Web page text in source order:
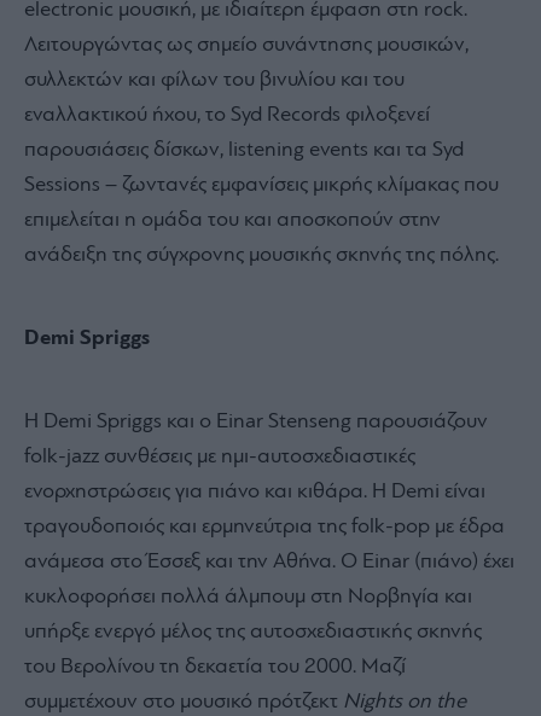
electronic μουσική, με ιδιαίτερη έμφαση στη rock.
Λειτουργώντας ως σημείο συνάντησης μουσικών,
συλλεκτών και φίλων του βινυλίου και του
εναλλακτικού ήχου, το Syd Records φιλοξενεί
παρουσιάσεις δίσκων, listening events και τα Syd
Sessions – ζωντανές εμφανίσεις μικρής κλίμακας που
επιμελείται η ομάδα του και αποσκοπούν στην
ανάδειξη της σύγχρονης μουσικής σκηνής της πόλης.
Demi Spriggs
Η Demi Spriggs και ο Einar Stenseng παρουσιάζουν
folk-jazz συνθέσεις με ημι-αυτοσχεδιαστικές
ενορχηστρώσεις για πιάνο και κιθάρα. Η Demi είναι
τραγουδοποιός και ερμηνεύτρια της folk-pop με έδρα
ανάμεσα στο Έσσεξ και την Αθήνα. Ο Einar (πιάνο) έχει
κυκλοφορήσει πολλά άλμπουμ στη Νορβηγία και
υπήρξε ενεργό μέλος της αυτοσχεδιαστικής σκηνής
του Βερολίνου τη δεκαετία του 2000. Μαζί
συμμετέχουν στο μουσικό πρότζεκτ Nights on the